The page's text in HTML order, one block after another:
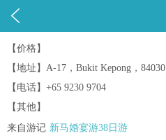

【价格】
【地址】A-17，Bukit Kepong，84030
【电话】+65 9230 9704
【其他】
来自游记 新马婚宴游38日游